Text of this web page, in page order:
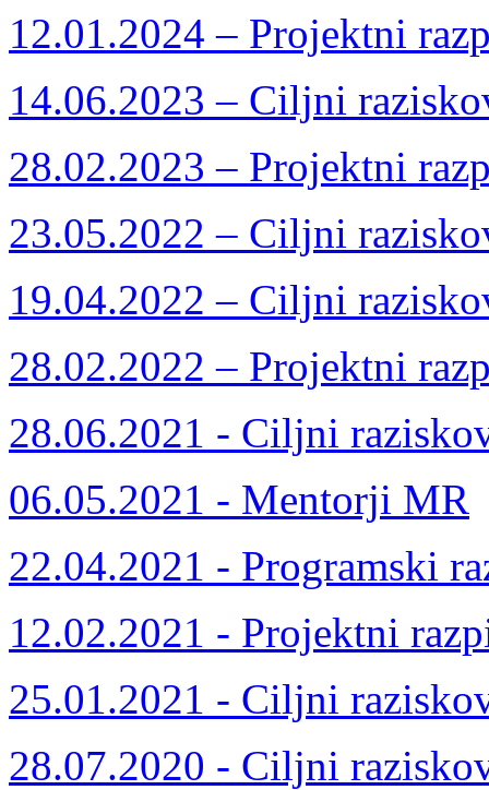
12.01.2024 – Projektni
14.06.2023 – Ciljni
28.02.2023 – Projektni
23.05.2022 – Ciljni
19.04.2022 – Ciljni
28.02.2022 – Projektni
28.06.2021 - Ciljni
06.05.2021 - Mentorji MR
22.04.2021 - Programski
12.02.2021 - Projektni
25.01.2021 - Ciljni
28.07.2020 - Ciljni